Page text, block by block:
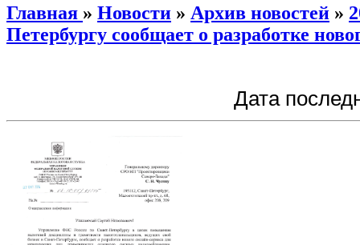
Главная » Новости » Архив новостей »
Петербургу сообщает о разработке
Дата